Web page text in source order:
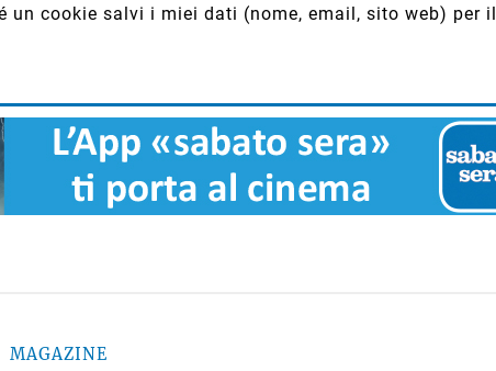
un cookie salvi i miei dati (nome, email, sito web) per il
MAGAZINE